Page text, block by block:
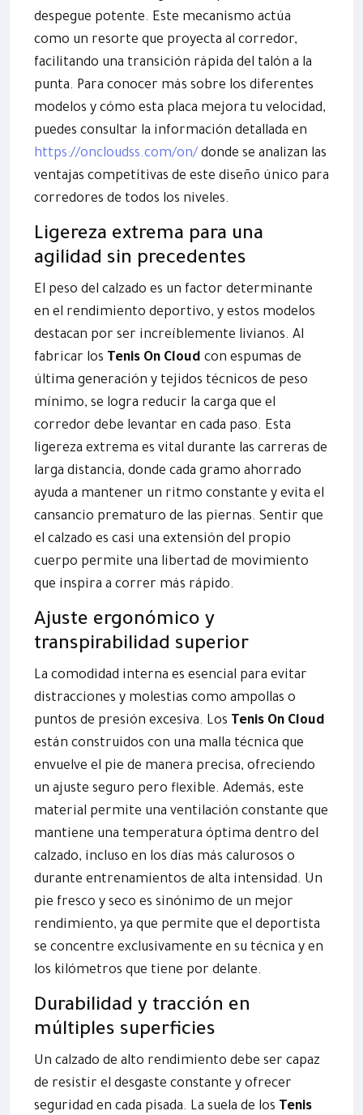
despegue potente. Este mecanismo actúa
como un resorte que proyecta al corredor,
facilitando una transición rápida del talón a la
punta. Para conocer más sobre los diferentes
modelos y cómo esta placa mejora tu velocidad,
puedes consultar la información detallada en
https://oncloudss.com/on/ donde se analizan las
ventajas competitivas de este diseño único para
corredores de todos los niveles.
Ligereza extrema para una
agilidad sin precedentes
El peso del calzado es un factor determinante
en el rendimiento deportivo, y estos modelos
destacan por ser increíblemente livianos. Al
fabricar los Tenis On Cloud con espumas de
última generación y tejidos técnicos de peso
mínimo, se logra reducir la carga que el
corredor debe levantar en cada paso. Esta
ligereza extrema es vital durante las carreras de
larga distancia, donde cada gramo ahorrado
ayuda a mantener un ritmo constante y evita el
cansancio prematuro de las piernas. Sentir que
el calzado es casi una extensión del propio
cuerpo permite una libertad de movimiento
que inspira a correr más rápido.
Ajuste ergonómico y
transpirabilidad superior
La comodidad interna es esencial para evitar
distracciones y molestias como ampollas o
puntos de presión excesiva. Los Tenis On Cloud
están construidos con una malla técnica que
envuelve el pie de manera precisa, ofreciendo
un ajuste seguro pero flexible. Además, este
material permite una ventilación constante que
mantiene una temperatura óptima dentro del
calzado, incluso en los días más calurosos o
durante entrenamientos de alta intensidad. Un
pie fresco y seco es sinónimo de un mejor
rendimiento, ya que permite que el deportista
se concentre exclusivamente en su técnica y en
los kilómetros que tiene por delante.
Durabilidad y tracción en
múltiples superficies
Un calzado de alto rendimiento debe ser capaz
de resistir el desgaste constante y ofrecer
seguridad en cada pisada. La suela de los Tenis